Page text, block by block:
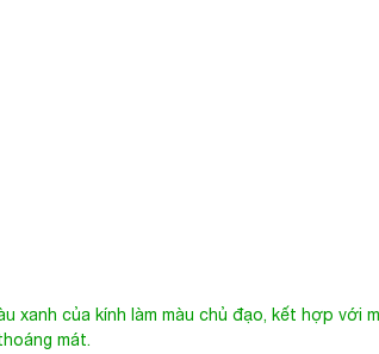
xanh của kính làm màu chủ đạo, kết hợp với
mát.